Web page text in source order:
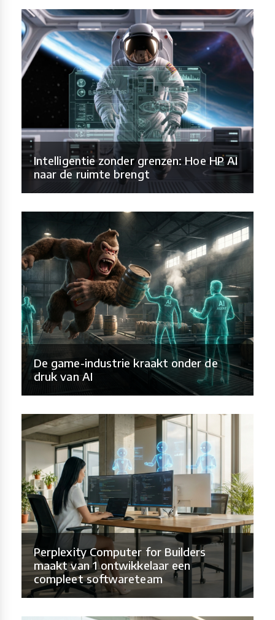
Intelligentie zonder grenzen: Hoe HP AI
naar de ruimte brengt
De game-industrie kraakt onder de
druk van AI
Perplexity Computer for Builders
maakt van 1 ontwikkelaar een
compleet softwareteam